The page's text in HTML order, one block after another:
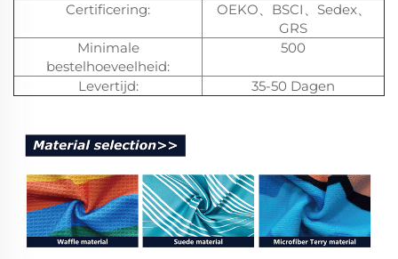
Certificering:
OEKO、BSCI、Sedex、
GRS
Minimale
bestelhoeveelheid:
500
Levertijd: 35-50 Dagen